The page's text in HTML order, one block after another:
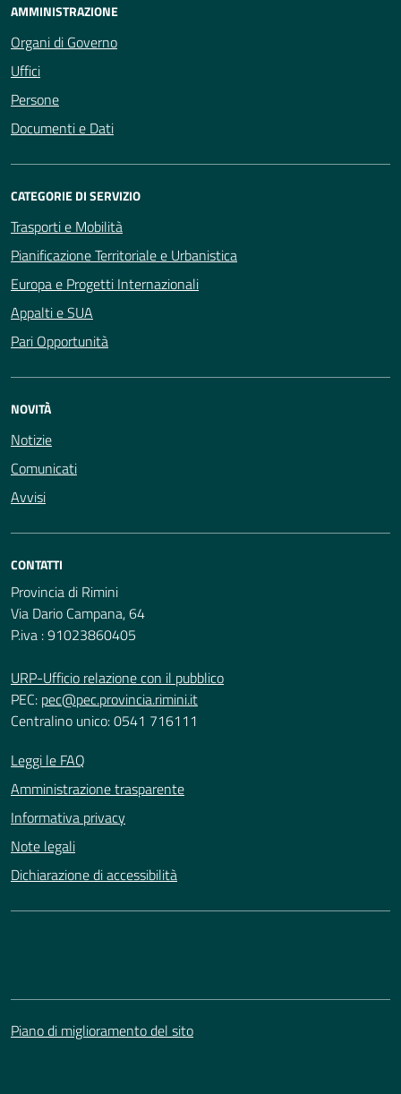
AMMINISTRAZIONE
Organi di Governo
Uffici
Persone
Documenti e Dati
CATEGORIE DI SERVIZIO
Trasporti e Mobilità
Pianificazione Territoriale e Urbanistica
Europa e Progetti Internazionali
Appalti e SUA
Pari Opportunità
NOVITÀ
Notizie
Comunicati
Avvisi
CONTATTI
Provincia di Rimini
Via Dario Campana, 64
P.iva : 91023860405
URP-Ufficio relazione con il pubblico
PEC: pec@pec.provincia.rimini.it
Centralino unico: 0541 716111
Leggi le FAQ
Amministrazione trasparente
Informativa privacy
Note legali
Dichiarazione di accessibilità
Piano di miglioramento del sito